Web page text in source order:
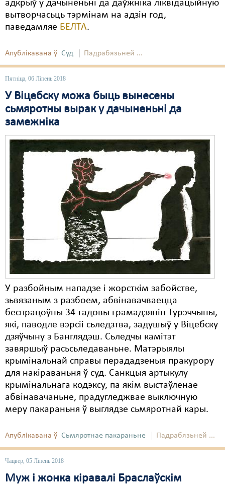
адкрыў у дачыненьні да даўжнiка ліквідацыйную
вытворчасьць тэрмінам на адзін год,
паведамляе БЕЛТА.
Апублікавана ў Суд Падрабязьней ...
Пятніца, 06 Ліпень 2018
У Віцебску можа быць вынесены
сьмяротны вырак у дачыненьні да
замежніка
У разбойным нападзе і жорсткім забойстве,
зьвязаным з разбоем, абвінавачваецца
беспрацоўны 34-гадовы грамадзянін Турэччыны,
які, паводле вэрсіі сьледзтва, задушыў у Віцебску
дзяўчыну з Банглядэш. Сьледчы камітэт
завяршыў расьсьледаваньне. Матэрыялы
крымінальнай справы перададзеныя пракурору
для накіраваньня ў суд. Санкцыя артыкулу
крымінальнага кодэксу, па якім выстаўленае
абвінавачаньне, прадугледжвае выключную
меру пакараньня ў выглядзе сьмяротнай кары.
Апублікавана ў Сьмяротнае пакараньне Падрабязьней ...
Чацвер, 05 Ліпень 2018
Муж і жонка кіравалі Браслаўскім